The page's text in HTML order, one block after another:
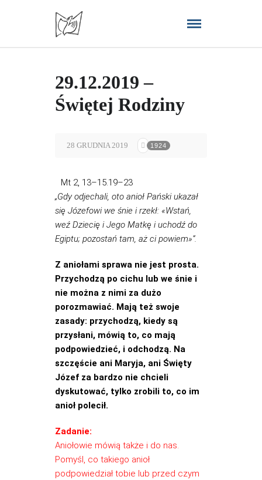
29.12.2019 –
Świętej Rodziny
28 GRUDNIA 2019 1924
Mt 2, 13–15.19–23
„Gdy odjechali, oto anioł Pański ukazał
się Józefowi we śnie i rzekł: «Wstań,
weź Dziecię i Jego Matkę i uchodź do
Egiptu; pozostań tam, aż ci powiem»”.
Z aniołami sprawa nie jest prosta.
Przychodzą po cichu lub we śnie i
nie można z nimi za dużo
porozmawiać. Mają też swoje
zasady: przychodzą, kiedy są
przysłani, mówią to, co mają
podpowiedzieć, i odchodzą. Na
szczęście ani Maryja, ani Święty
Józef za bardzo nie chcieli
dyskutować, tylko zrobili to, co im
anioł polecił.
Zadanie:
Aniołowie mówią także i do nas.
Pomyśl, co takiego anioł
podpowiedział tobie lub przed czym